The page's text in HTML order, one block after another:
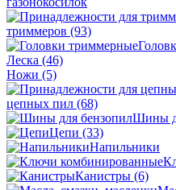
триммеров (93)
Леска (46)
Ножи (5)
цепных пил (68)
Шины
Цепи (33)
Напильники
Канистры (6)